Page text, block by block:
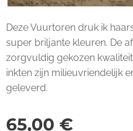
Deze Vuurtoren druk ik
super briljante kleuren. De
zorgvuldig gekozen
inkten zijn milieuvriendelijk
geleverd.
65,00 €